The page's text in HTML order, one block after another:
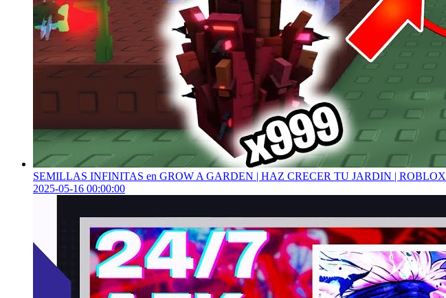
SEMILLAS INFINITAS en GROW A GARDEN | HAZ CRECER TU JARDIN | ROBLOX
2025-05-16 00:00:00